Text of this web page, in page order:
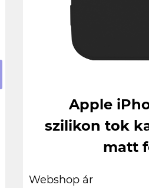
Apple
szilikon tok
matt
Webshop ár